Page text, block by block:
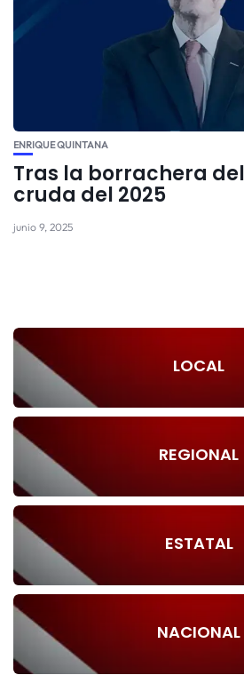
ENRIQUE QUINTANA
Tras la borrachera
cruda del 2025
junio 9, 2025
LOCAL
REGIONAL
ESTATAL
NACIONAL